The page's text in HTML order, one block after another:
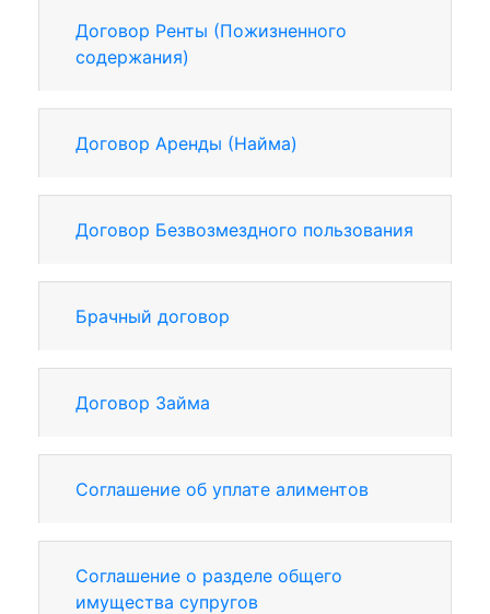
Договор Ренты (Пожизненного
содержания)
Договор Аренды (Найма)
Договор Безвозмездного пользования
Брачный договор
Договор Займа
Соглашение об уплате алиментов
Соглашение о разделе общего
имущества супругов